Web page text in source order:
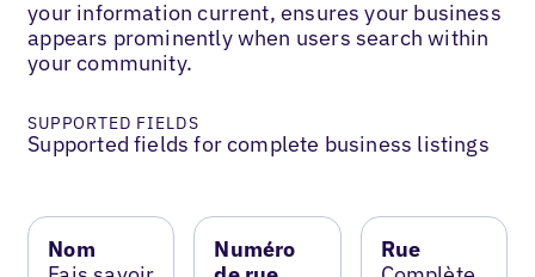
your information current, ensures your business
appears prominently when users search within
your community.
SUPPORTED FIELDS
Supported fields for complete business listings
Nom
Numéro
Rue